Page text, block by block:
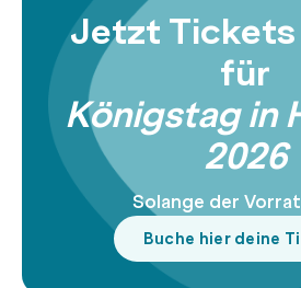
Jetzt
für
Königstag in
2026
Solange der
Buche hier deine